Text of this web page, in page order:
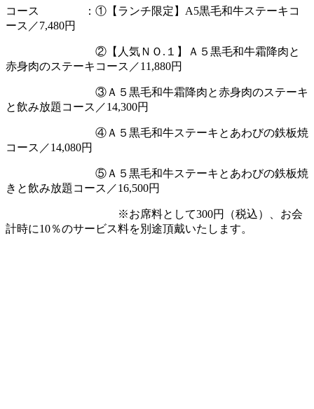
コース ：①【ランチ限定】A5黒毛和牛ステーキコ
ース／7,480円
②【人気ＮＯ.１】Ａ５黒毛和牛霜降肉と
赤身肉のステーキコース／11,880円
③Ａ５黒毛和牛霜降肉と赤身肉のステーキ
と飲み放題コース／14,300円
④Ａ５黒毛和牛ステーキとあわびの鉄板焼
コース／14,080円
⑤Ａ５黒毛和牛ステーキとあわびの鉄板焼
きと飲み放題コース／16,500円
※お席料として300円（税込）、お会
計時に10％のサービス料を別途頂戴いたします。